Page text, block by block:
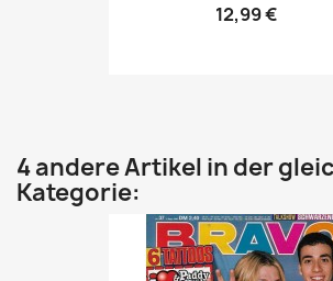
12,99 €
4 andere Artikel in der
Kategorie: